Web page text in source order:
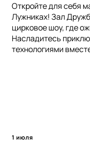
Откройте для себя
Лужниках! Зал
цирковое шоу, где
Насладитесь
технологиями
1 июля